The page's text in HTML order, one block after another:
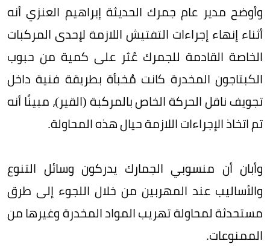
وأوضح مدير عام جمرك الحديثة إبراهيم العنزي أنه
أثناء إنهاء إجراءات التفتيش اللازمة لإحدى المركبات
الخاصة القادمة للجمرك عُثر على كمية من حبوب
الكبتاجون المخدرة كانت مُخبأة بطريقة فنية داخل
تجويف ناقل الحركة الخاص بالمركبة (القير)، مبينًا أنه
تم اتخاذ الإجراءات اللازمة حيال هذه المحاولة.
وأبان أن منسوبي الجمارك يدركون وسائل التنوع
والأساليب عند المهربين من خلال اللجوء إلى طرق
مستحدثة لمحاولة تهريب المواد المخدرة وغيرها من
الممنوعات.